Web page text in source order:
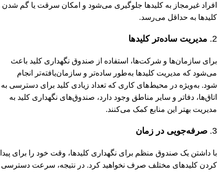
افراد غیرمجاز به کلیدها جلوگیری می‌شود و امکان سرقت یا گم شدن
کلیدها به حداقل می‌رسد.
2. مدیریت ساده‌تر کلیدها
برای سازمان‌ها و شرکت‌ها، استفاده از صندوق نگهداری کلید باعث
می‌شود که مدیریت کلیدها به‌طور ساده‌تر و سازمان‌یافته‌تر انجام
شود. به‌ویژه در محیط‌های کاری که تعداد زیادی کلید برای دسترسی به
اتاق‌ها، دفاتر و سایر مناطق وجود دارد، صندوق‌های نگهداری کلید به
مدیریت بهتر این منابع کمک می‌کنند.
3. صرفه‌جویی در زمان
با داشتن یک صندوق منظم برای نگهداری کلیدها، وقت خود را برای پیدا
کردن کلیدهای مختلف صرف نخواهید کرد. در نتیجه، سرعت دسترسی